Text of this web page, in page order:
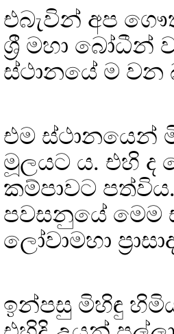
එබැවින් අප
ශ්‍රී මහා බෝධීන්
ස්ථානයේ ම වන
එම ස්ථානයෙන්
මූලයට ය. එහි
කම්පාවට
පවසනුයේ මෙම
ලෝවාමහා
ඉන්පසු මිහිඳු